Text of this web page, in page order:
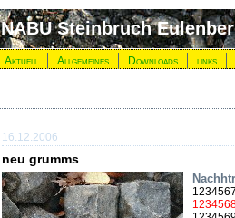
NABU Steinbruch
Aktuell Allgemeines Downloads links
16.12.2006
neu grumms